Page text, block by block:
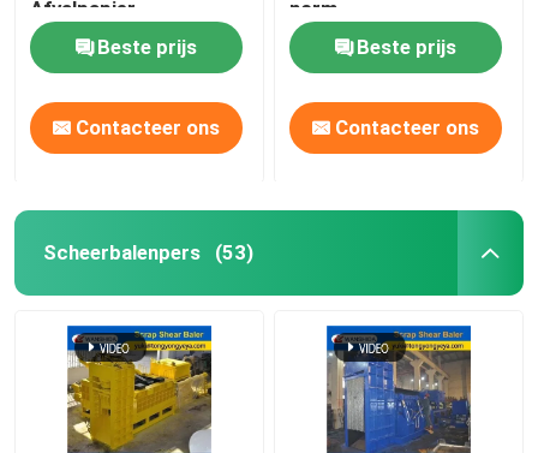
Afvalpapier,
Kunststoffen & PET-
flessenBeste prijs
Contacteer ons
norm
Beste prijs
Contacteer ons
Scheerbalenpers (53)